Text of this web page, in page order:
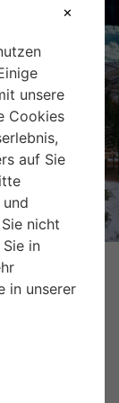
unsere
Cookies
auf Sie
nicht
in
in unserer